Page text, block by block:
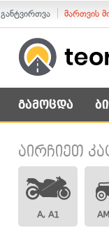
განტვირთვა მართვის
გამოცდა
აირჩიეთ
A, A1 AM